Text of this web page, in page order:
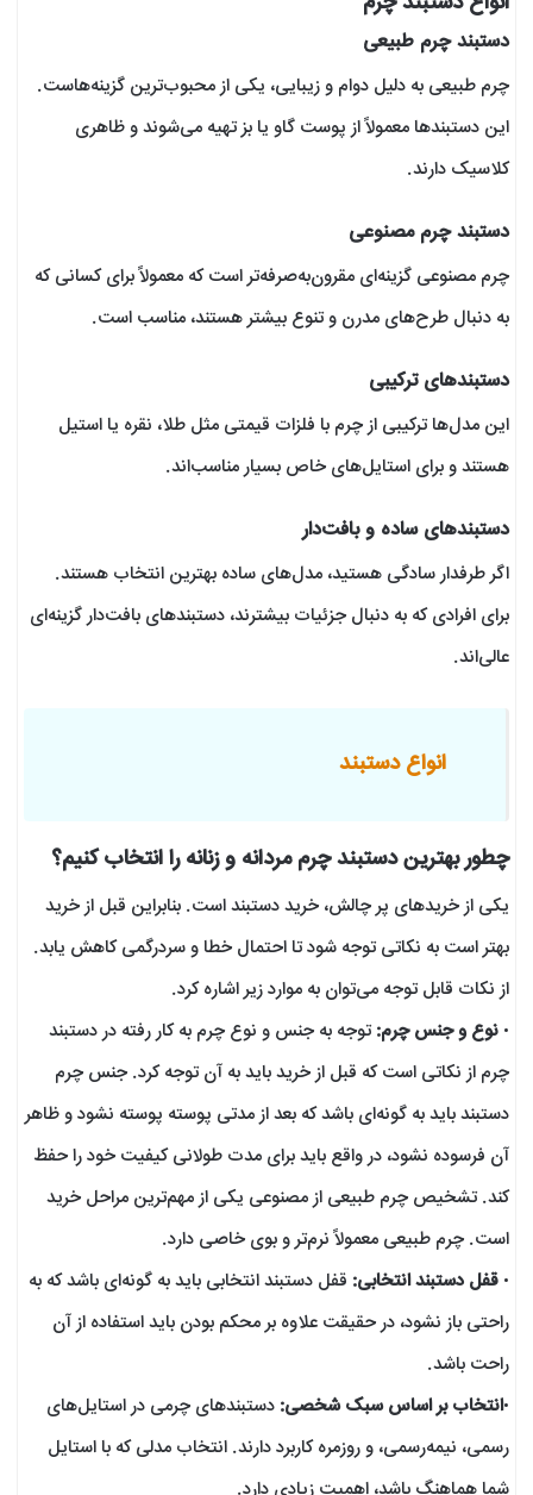
دستبند چرم طبیعی
چرم طبیعی به دلیل دوام و زیبایی، یکی از محبوب‌ترین گزینه‌هاست.
این دستبندها معمولاً از پوست گاو یا بز تهیه می‌شوند و ظاهری
کلاسیک دارند.
دستبند چرم مصنوعی
چرم مصنوعی گزینه‌ای مقرون‌به‌صرفه‌تر است که معمولاً برای کسانی که
به دنبال طرح‌های مدرن و تنوع بیشتر هستند، مناسب است.
دستبندهای ترکیبی
این مدل‌ها ترکیبی از چرم با فلزات قیمتی مثل طلا، نقره یا استیل
هستند و برای استایل‌های خاص بسیار مناسب‌اند.
دستبندهای ساده و بافت‌دار
اگر طرفدار سادگی هستید، مدل‌های ساده بهترین انتخاب هستند.
برای افرادی که به دنبال جزئیات بیشترند، دستبندهای بافت‌دار گزینه‌ای
عالی‌اند.
انواع دستبند
چطور بهترین دستبند چرم مردانه و زنانه را انتخاب کنیم؟
یکی از خرید‌های پر چالش، خرید دستبند است. بنابراین قبل از خرید
بهتر است به نکاتی توجه شود تا احتمال خطا و سردرگمی کاهش یابد.
از نکات قابل توجه می‌توان به موارد زیر اشاره کرد.
• نوع و جنس چرم:توجه به جنس و نوع چرم به کار رفته در دستبند
چرم از نکاتی است که قبل از خرید باید به آن توجه کرد. جنس چرم
دستبند باید به گونه‌ای باشد که بعد از مدتی پوسته پوسته نشود و ظاهر
آن فرسوده نشود، در واقع باید برای مدت طولانی کیفیت خود را حفظ
کند. تشخیص چرم طبیعی از مصنوعی یکی از مهم‌ترین مراحل خرید
است. چرم طبیعی معمولاً نرم‌تر و بوی خاصی دارد.
• قفل دستبند انتخابی: قفل دستبند انتخابی باید به گونه‌ای باشد که به
راحتی باز نشود، در حقیقت علاوه بر محکم بودن باید استفاده از آن
راحت باشد.
•انتخاب بر اساس سبک شخصی: دستبند‌های چرمی در استایل‌های
رسمی، نیمه‌رسمی، و روزمره کاربرد دارند. انتخاب مدلی که با استایل